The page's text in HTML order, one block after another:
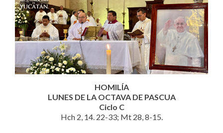
HOMILÍA
LUNES DE LA OCTAVA DE PASCUA
Ciclo C
Hch 2, 14. 22-33; Mt 28, 8-15.